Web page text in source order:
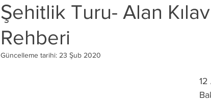
Şehitlik Turu- Alan
Rehberi
Güncelleme tarihi: 23 Şub 2020
12